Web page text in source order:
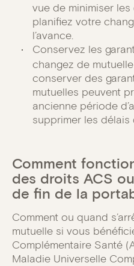
vue de minimiser
planifiez votre
l’avance.
Conservez les
changez de
conserver des
mutuelles peuvent
ancienne période
supprimer les délais
Comment
des droits ACS
de fin de la
Comment ou quand
mutuelle si vous
Complémentaire Santé
Maladie Universelle